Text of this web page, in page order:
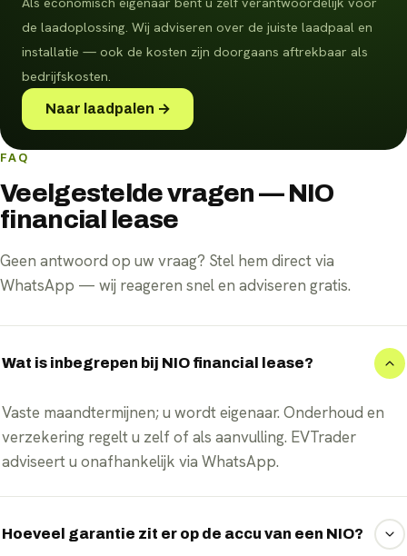
de laadoplossing. Wij adviseren over de juiste laadpaal en
installatie — ook de kosten zijn doorgaans aftrekbaar als
bedrijfskosten.
Naar laadpalen →
FAQ
Veelgestelde vragen — NIO
financial lease
Geen antwoord op uw vraag? Stel hem direct via
WhatsApp — wij reageren snel en adviseren gratis.
Wat is inbegrepen bij NIO financial lease?
Vaste maandtermijnen; u wordt eigenaar. Onderhoud en
verzekering regelt u zelf of als aanvulling. EVTrader
adviseert u onafhankelijk via WhatsApp.
Hoeveel garantie zit er op de accu van een NIO?